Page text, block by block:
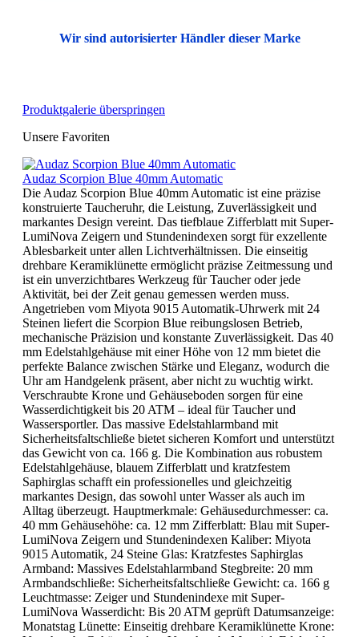
Wir sind autorisierter Händler dieser Marke
Produktgalerie überspringen
Unsere Favoriten
Audaz Scorpion Blue 40mm Automatic
Die Audaz Scorpion Blue 40mm Automatic ist eine präzise
konstruierte Taucheruhr, die Leistung, Zuverlässigkeit und
markantes Design vereint. Das tiefblaue Zifferblatt mit Super-
LumiNova Zeigern und Stundenindexen sorgt für exzellente
Ablesbarkeit unter allen Lichtverhältnissen. Die einseitig
drehbare Keramiklünette ermöglicht präzise Zeitmessung und
ist ein unverzichtbares Werkzeug für Taucher oder jede
Aktivität, bei der Zeit genau gemessen werden muss.
Angetrieben vom Miyota 9015 Automatik-Uhrwerk mit 24
Steinen liefert die Scorpion Blue reibungslosen Betrieb,
mechanische Präzision und konstante Zuverlässigkeit. Das 40
mm Edelstahlgehäuse mit einer Höhe von 12 mm bietet die
perfekte Balance zwischen Stärke und Eleganz, wodurch die
Uhr am Handgelenk präsent, aber nicht zu wuchtig wirkt.
Verschraubte Krone und Gehäuseboden sorgen für eine
Wasserdichtigkeit bis 20 ATM – ideal für Taucher und
Wassersportler. Das massive Edelstahlarmband mit
Sicherheitsfaltschließe bietet sicheren Komfort und unterstützt
das Gewicht von ca. 166 g. Die Kombination aus robustem
Edelstahlgehäuse, blauem Zifferblatt und kratzfestem
Saphirglas schafft ein professionelles und gleichzeitig
markantes Design, das sowohl unter Wasser als auch im
Alltag überzeugt. Hauptmerkmale: Gehäusedurchmesser: ca.
40 mm Gehäusehöhe: ca. 12 mm Zifferblatt: Blau mit Super-
LumiNova Zeigern und Stundenindexen Kaliber: Miyota
9015 Automatik, 24 Steine Glas: Kratzfestes Saphirglas
Armband: Massives Edelstahlarmband Stegbreite: 20 mm
Armbandschließe: Sicherheitsfaltschließe Gewicht: ca. 166 g
Leuchtmasse: Zeiger und Stundenindexe mit Super-
LumiNova Wasserdicht: Bis 20 ATM geprüft Datumsanzeige:
Monatstag Lünette: Einseitig drehbare Keramiklünette Krone: